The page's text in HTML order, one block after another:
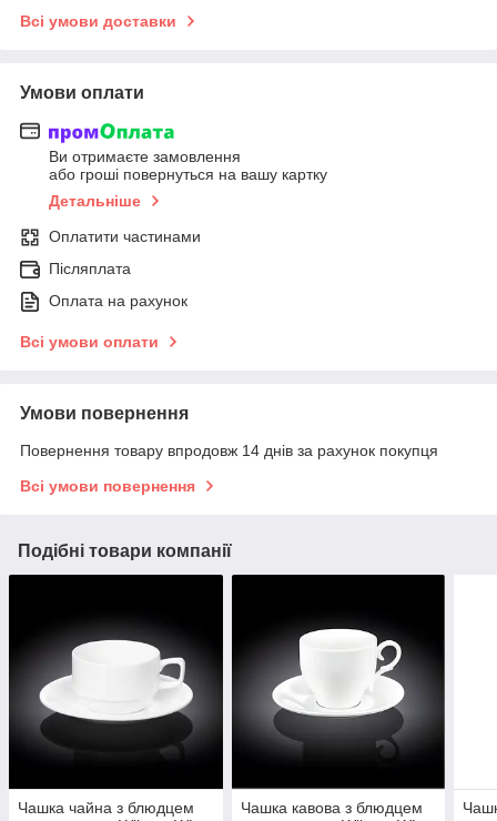
Всі умови доставки
Умови оплати
Ви отримаєте замовлення
або гроші повернуться на вашу картку
Детальніше
Оплатити частинами
Післяплата
Оплата на рахунок
Всі умови оплати
Умови повернення
Повернення товару впродовж 14 днів за рахунок покупця
Всі умови повернення
Подібні товари компанії
Чашка чайна з блюдцем
Чашка кавова з блюдцем